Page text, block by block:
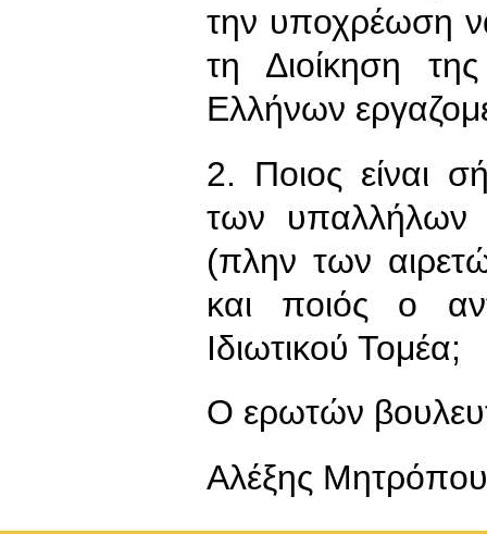
την υποχρέωση
τη Διοίκηση
Ελλήνων
2. Ποιος είναι
των
(πλην των
και ποιός ο
Ιδιωτικού Τομέα;
Ο ερωτών
Αλέξης